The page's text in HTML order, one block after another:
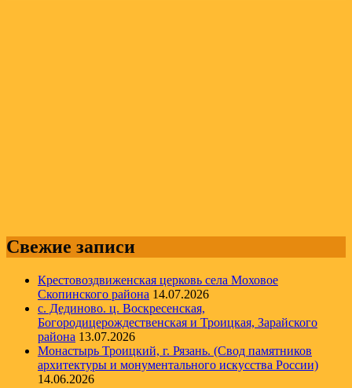
Свежие записи
Крестовоздвиженская церковь села Моховое
Скопинского района 14.07.2026
с. Дединово. ц. Воскресенская,
Богородицерождественская и Троицкая, Зарайского
района 13.07.2026
Монастырь Троицкий, г. Рязань. (Свод памятников
архитектуры и монументального искусства России)
14.06.2026